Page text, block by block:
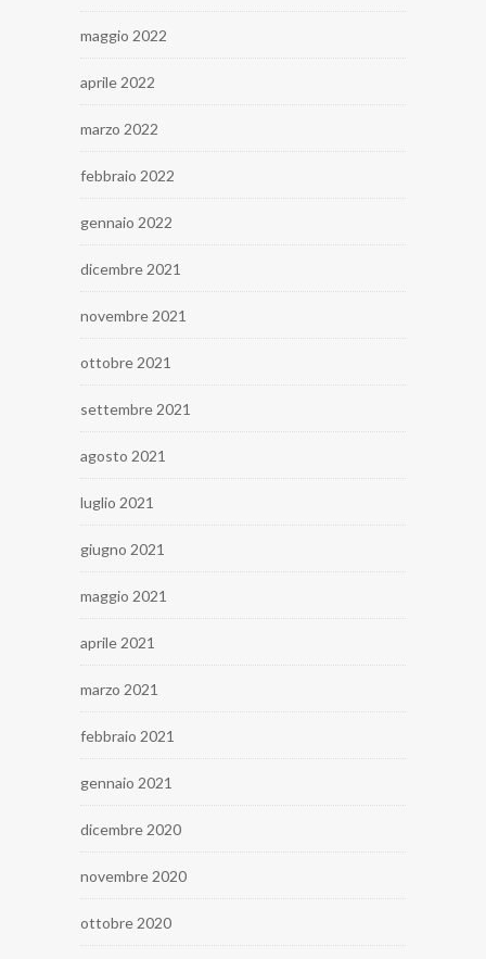
maggio 2022
aprile 2022
marzo 2022
febbraio 2022
gennaio 2022
dicembre 2021
novembre 2021
ottobre 2021
settembre 2021
agosto 2021
luglio 2021
giugno 2021
maggio 2021
aprile 2021
marzo 2021
febbraio 2021
gennaio 2021
dicembre 2020
novembre 2020
ottobre 2020